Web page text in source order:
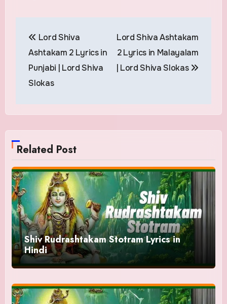
navigation
Lord Shiva
Ashtakam 2 Lyrics in
Punjabi | Lord Shiva
Slokas
Lord Shiva Ashtakam
2 Lyrics in Malayalam
| Lord Shiva Slokas
Related Post
Shiv Rudrashtakam Stotram Lyrics in
Hindi